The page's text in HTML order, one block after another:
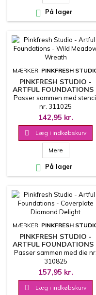
 På lager
MÆRKER: PINKFRESH
PINKFRESH STUDIO -
ARTFUL FOUNDATIONS
WILD MEADOW
Passer sammen med
nr. 311025
142,95 kr.
 Læg i indkøbskurv
Mere
 På lager
MÆRKER: PINKFRESH
PINKFRESH STUDIO -
ARTFUL FOUNDATIONS
COVERPLATE DIAMOND
DELIGHT
Passer sammen med die nr.
310825
157,95 kr.
 Læg i indkøbskurv